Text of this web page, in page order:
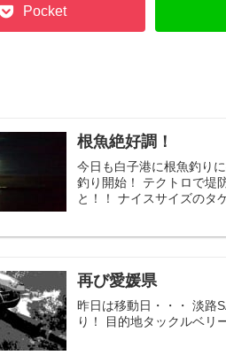
Pocket
根魚絶好調！
今日も白子港に根魚釣り
釣り開始！ テクトロで堤
と！！ ナイスサイズのタ
再び愛媛県
昨日は移動日・・・ 淡路
り！ 目的地タックルベリ